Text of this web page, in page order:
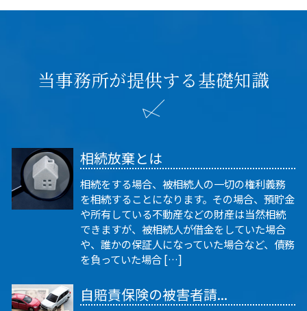
当事務所が提供する基礎知識
相続放棄とは
相続をする場合、被相続人の一切の権利義務
を相続することになります。その場合、預貯金
や所有している不動産などの財産は当然相続
できますが、被相続人が借金をしていた場合
や、誰かの保証人になっていた場合など、債務
を負っていた場合 […]
自賠責保険の被害者請...